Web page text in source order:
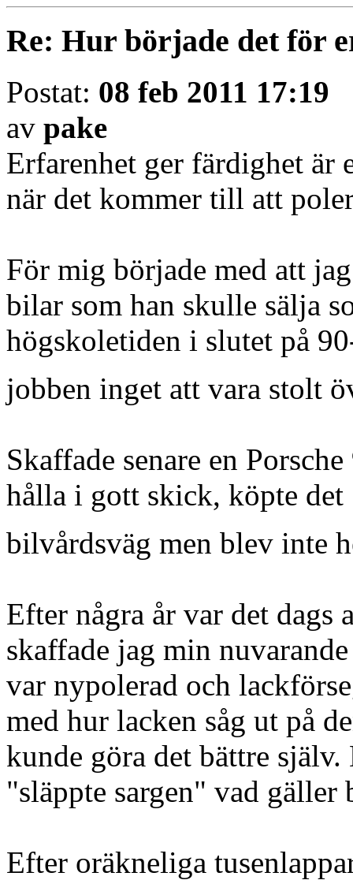
Re: Hur började det för
Postat: 08 feb 2011 17:19
av pake
Erfarenhet ger färdighet är
när det kommer till att
För mig började med att
bilar som han skulle sälja
högskoletiden i slutet på
jobben inget att vara stolt
Skaffade senare en
hålla i gott skick, köpte det
bilvårdsväg men blev inte
Efter några år var det dags
skaffade jag min
var nypolerad och
med hur lacken såg ut på
kunde göra det bättre
"släppte sargen" vad
Efter oräkneliga